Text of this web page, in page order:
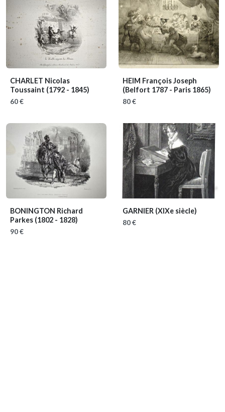
CHARLET Nicolas
Toussaint (1792 - 1845)
60 €
HEIM François Joseph
(Belfort 1787 - Paris 1865)
80 €
BONINGTON Richard
Parkes (1802 - 1828)
90 €
GARNIER (XIXe siècle)
80 €